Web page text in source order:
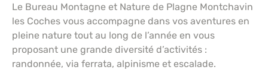
Le Bureau Montagne et Nature de Plagne Montchavin
les Coches vous accompagne dans vos aventures en
pleine nature tout au long de l’année en vous
proposant une grande diversité d’activités :
randonnée, via ferrata, alpinisme et escalade.